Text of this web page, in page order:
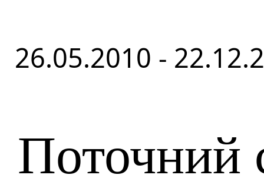
26.05.2010 -
Поточний